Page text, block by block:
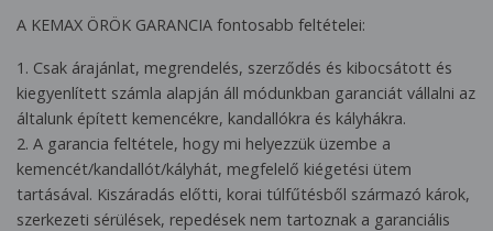
A KEMAX ÖRÖK GARANCIA fontosabb feltételei:
1. Csak árajánlat, megrendelés, szerződés és kibocsátott és
kiegyenlített számla alapján áll módunkban garanciát vállalni az
általunk épített kemencékre, kandallókra és kályhákra.
2. A garancia feltétele, hogy mi helyezzük üzembe a
kemencét/kandallót/kályhát, megfelelő kiégetési ütem
tartásával. Kiszáradás előtti, korai túlfűtésből származó károk,
szerkezeti sérülések, repedések nem tartoznak a garanciális